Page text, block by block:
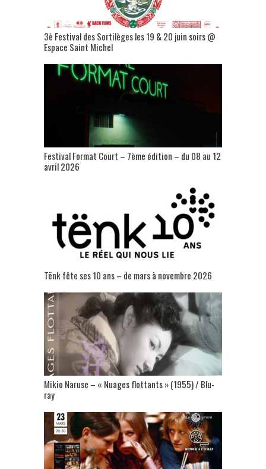
3è Festival des Sortilèges les 19 & 20 juin soirs @
Espace Saint Michel
Festival Format Court – 7ème édition – du 08 au 12
avril 2026
Tënk fête ses 10 ans – de mars à novembre 2026
Mikio Naruse – « Nuages flottants » (1955) / Blu-
ray